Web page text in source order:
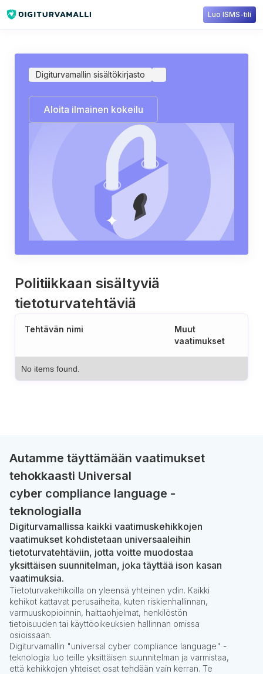
Luo ISMS-tili
Digiturvamallin sisältökirjasto
Aloita ilmainen kokeilu
Politiikkaan sisältyviä
tietoturvatehtäviä
Tehtävän nimi
Muut
vaatimukset
No items found.
Autamme täyttämään vaatimukset
tehokkaasti Universal
cyber compliance language -
teknologialla
Digiturvamallissa kaikki vaatimuskehikkojen
vaatimukset kohdistetaan universaaleihin
tietoturvatehtäviin, jotta voitte muodostaa
yksittäisen suunnitelman, joka täyttää ison kasan
vaatimuksia.
Tietoturvakehikoilla on yleensä yhteinen ydin. Kaikki
kehikot kattavat perusaiheita, kuten riskienhallinnan,
varmuuskopioinnin, haittaohjelmat, henkilöstön
tietoisuuden tai käyttöoikeuksien hallinnan omissa
osioissaan.
Digiturvamallin "universal cyber compliance language" -
teknologia luo teille yksittäisen suunnitelman ja varmistaa,
että kehikkojen yhteiset osat tehdään vain kerran. Te